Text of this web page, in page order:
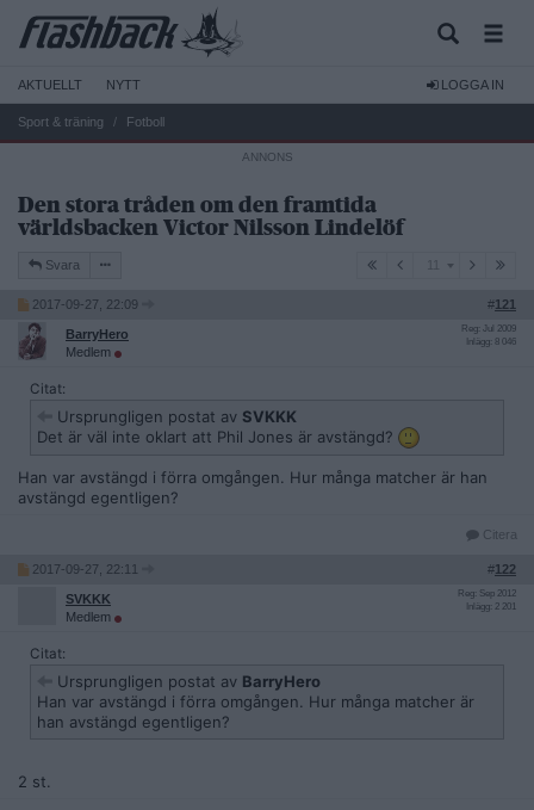
AKTUELLT NYTT LOGGA IN
Sport & träning Fotboll
Den stora tråden om den framtida
världsbacken Victor Nilsson Lindelöf
Svara
2017-09-27, 22:09 #121
BarryHero
Medlem
Reg: Jul 2009
Inlägg: 8 046
Citat:
Ursprungligen postat av SVKKK
Det är väl inte oklart att Phil Jones är avstängd?
Han var avstängd i förra omgången. Hur många matcher är han
avstängd egentligen?
Citera
2017-09-27, 22:11 #122
SVKKK
Medlem
Reg: Sep 2012
Inlägg: 2 201
Citat:
Ursprungligen postat av BarryHero
Han var avstängd i förra omgången. Hur många matcher är
han avstängd egentligen?
2 st.